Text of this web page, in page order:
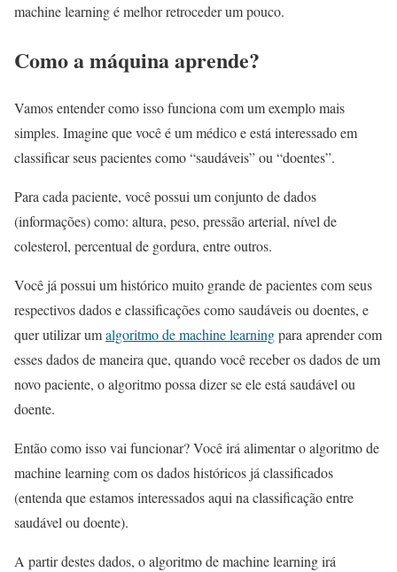
machine learning é melhor retroceder um pouco.
Como a máquina aprende?
Vamos entender como isso funciona com um exemplo mais
simples. Imagine que você é um médico e está interessado em
classificar seus pacientes como “saudáveis” ou “doentes”.
Para cada paciente, você possui um conjunto de dados
(informações) como: altura, peso, pressão arterial, nível de
colesterol, percentual de gordura, entre outros.
Você já possui um histórico muito grande de pacientes com seus
respectivos dados e classificações como saudáveis ou doentes, e
quer utilizar umalgoritmo de machine learningpara aprender com
esses dados de maneira que, quando você receber os dados de um
novo paciente, o algoritmo possa dizer se ele está saudável ou
doente.
Então como isso vai funcionar? Você irá alimentar o algoritmo de
machine learning com os dados históricos já classificados
(entenda que estamos interessados aqui na classificação entre
saudável ou doente).
A partir destes dados, o algoritmo de machine learning irá